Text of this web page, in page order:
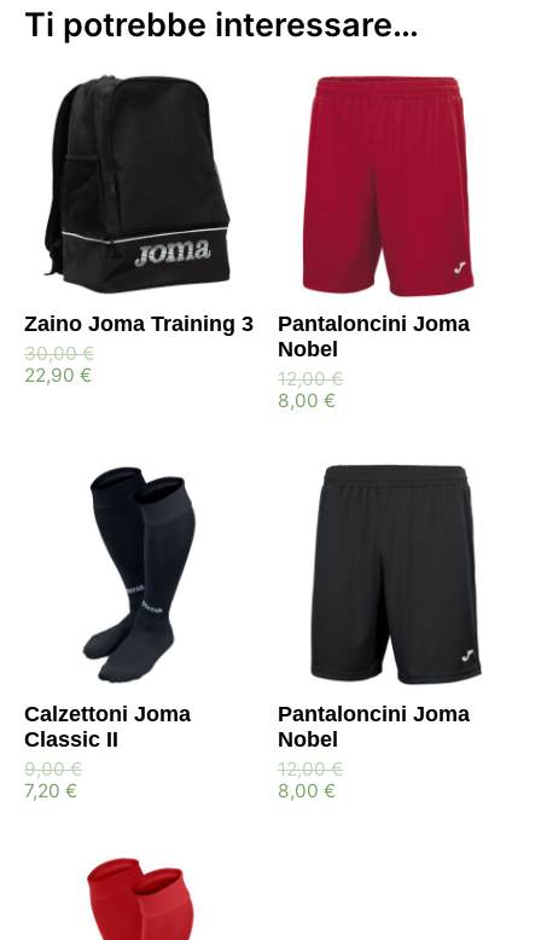
Ti potrebbe interessare…
Zaino Joma Training 3
30,00€
22,90 €
Pantaloncini Joma
Nobel
12,00€
8,00 €
Calzettoni Joma
Classic II
9,00€
7,20 €
Pantaloncini Joma
Nobel
12,00€
8,00 €